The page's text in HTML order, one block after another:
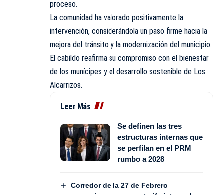
proceso.
La comunidad ha valorado positivamente la
intervención, considerándola un paso firme hacia la
mejora del tránsito y la modernización del municipio.
El cabildo reafirma su compromiso con el bienestar
de los munícipes y el desarrollo sostenible de Los
Alcarrizos.
Leer Más
Se definen las tres
estructuras internas que
se perfilan en el PRM
rumbo a 2028
Corredor de la 27 de Febrero